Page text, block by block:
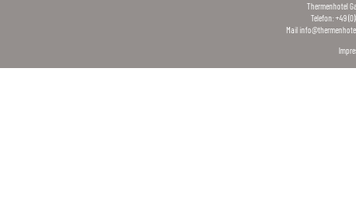
Thermenhotel
Telefon: +49
Mail